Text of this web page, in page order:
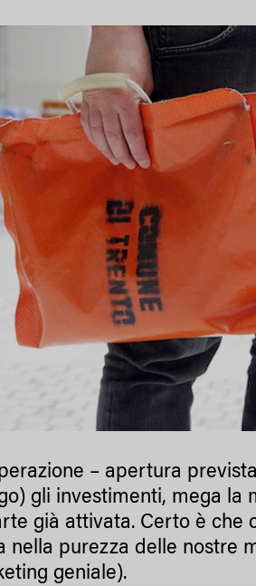
– apertura
gli investimenti, mega la
già attivata. Certo è che
nella purezza delle nostre
geniale).